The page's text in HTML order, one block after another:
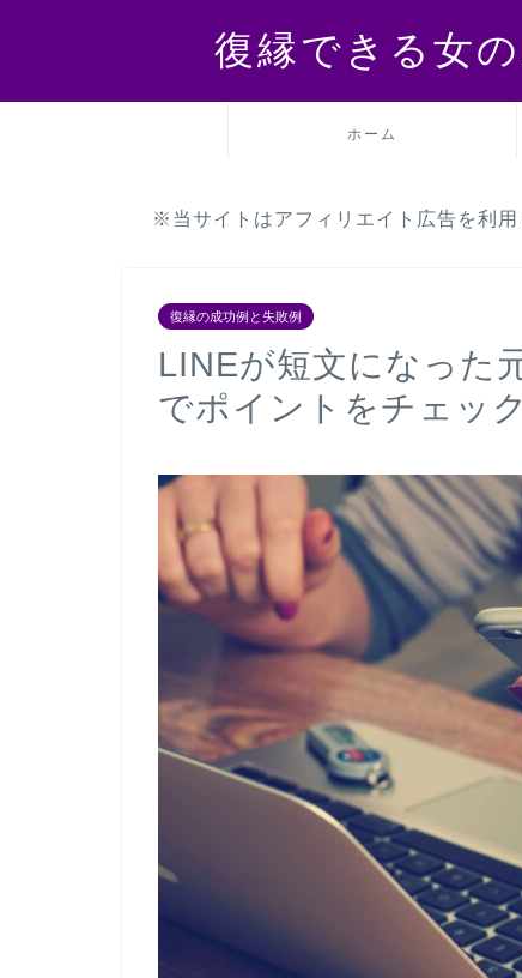
復縁できる女
ホーム
※当サイトはアフィリエイト広告を利用
復縁の成功例と失敗例
LINEが短文になった
でポイントをチェック